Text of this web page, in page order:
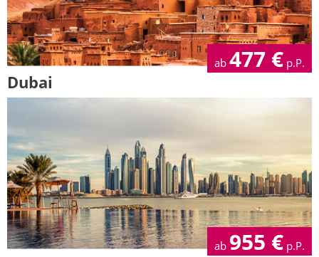
ab 477 € p.P.
Dubai
ab 955 € p.P.